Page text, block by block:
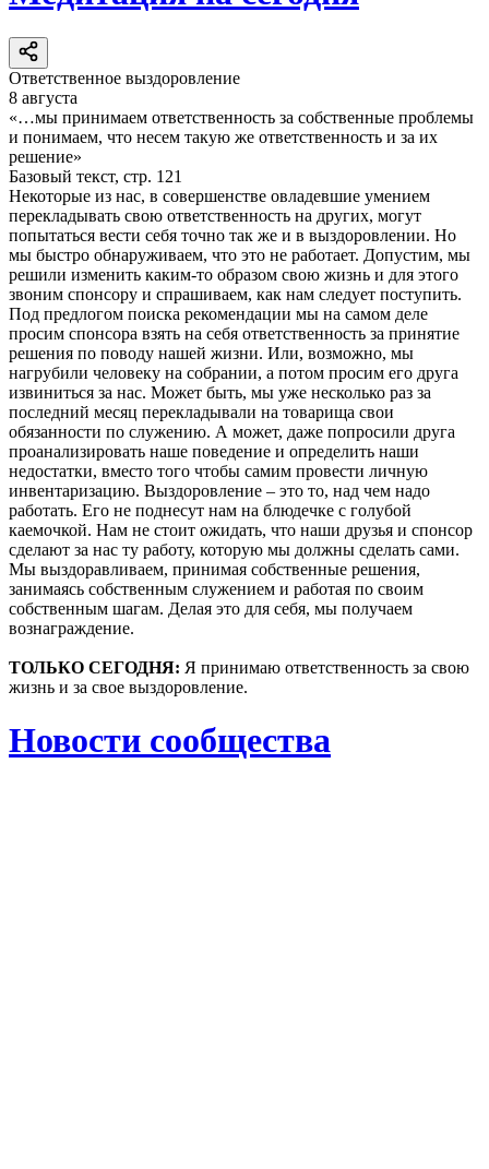
Ответственное выздоровление
8 августа
«…мы принимаем ответственность за собственные проблемы
и понимаем, что несем такую же ответственность и за их
решение»
Базовый текст, стр. 121
Некоторые из нас, в совершенстве овладевшие умением
перекладывать свою ответственность на других, могут
попытаться вести себя точно так же и в выздоровлении. Но
мы быстро обнаруживаем, что это не работает. Допустим, мы
решили изменить каким-то образом свою жизнь и для этого
звоним спонсору и спрашиваем, как нам следует поступить.
Под предлогом поиска рекомендации мы на самом деле
просим спонсора взять на себя ответственность за принятие
решения по поводу нашей жизни. Или, возможно, мы
нагрубили человеку на собрании, а потом просим его друга
извиниться за нас. Может быть, мы уже несколько раз за
последний месяц перекладывали на товарища свои
обязанности по служению. А может, даже попросили друга
проанализировать наше поведение и определить наши
недостатки, вместо того чтобы самим провести личную
инвентаризацию. Выздоровление – это то, над чем надо
работать. Его не поднесут нам на блюдечке с голубой
каемочкой. Нам не стоит ожидать, что наши друзья и спонсор
сделают за нас ту работу, которую мы должны сделать сами.
Мы выздоравливаем, принимая собственные решения,
занимаясь собственным служением и работая по своим
собственным шагам. Делая это для себя, мы получаем
вознаграждение.
ТОЛЬКО СЕГОДНЯ: Я принимаю ответственность за свою
жизнь и за свое выздоровление.
Новости сообщества